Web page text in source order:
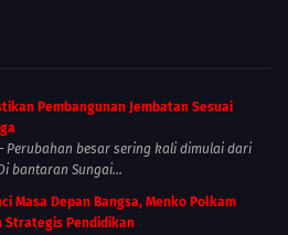
Pembangunan Jembatan Sesuai
— Perubahan besar sering kali dimulai dari
bantaran Sungai...
Masa Depan Bangsa, Menko Polkam
Strategis Pendidikan